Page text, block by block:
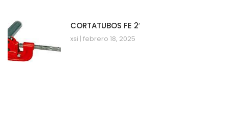
CORTATUBOS FE 2′
xsi febrero 18, 2025